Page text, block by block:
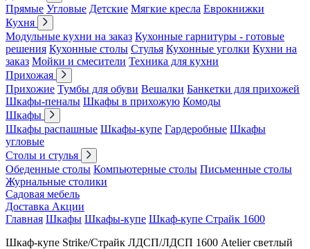
Прямые Угловые Детские Мягкие кресла Еврокнижки
Кухня
Модульные кухни на заказ Кухонные гарнитуры - готовые
решения Кухонные столы Стулья Кухонные уголки Кухни на
заказ Мойки и смесители Техника для кухни
Прихожая
Прихожие Тумбы для обуви Вешалки Банкетки для прихожей
Шкафы-пеналы Шкафы в прихожую Комоды
Шкафы
Шкафы распашные Шкафы-купе Гардеробные Шкафы
угловые
Столы и стулья
Обеденные столы Компьютерные столы Письменные столы
Журнальные столики
Садовая мебель
Доставка Акции
Главная Шкафы Шкафы-купе Шкаф-купе Страйк 1600
Шкаф-купе Strike/Страйк ЛДСП/ЛДСП 1600 Atelier светлый